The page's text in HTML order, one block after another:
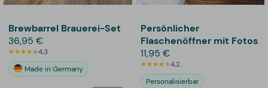
Brewbarrel Brauerei-Set
36,95 €
4,3
Made in Germany
Persönlicher
Flaschenöffner mit Fotos
11,95 €
4,2
Personalisierbar